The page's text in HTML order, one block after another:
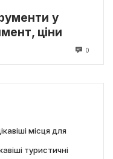
у
ціни
0
місця для
туристичні